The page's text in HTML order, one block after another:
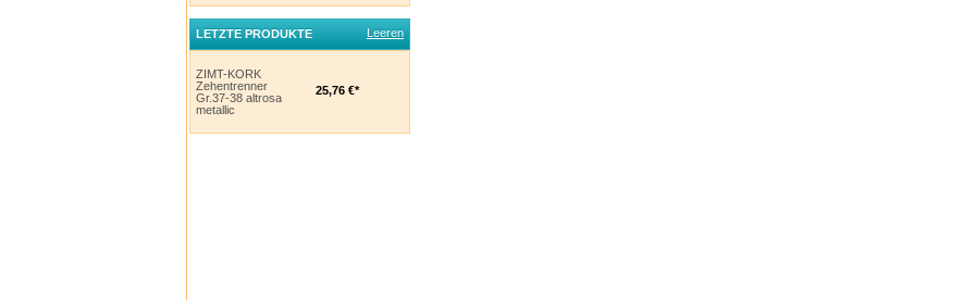
LETZTE PRODUKTE Leeren
ZIMT-KORK
Zehentrenner
Gr.37-38 altrosa
metallic
25,76 €*